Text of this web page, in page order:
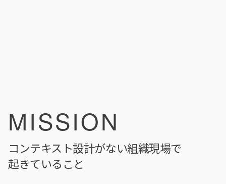
MISSION
コンテキスト設計がない組織現場で
起きていること